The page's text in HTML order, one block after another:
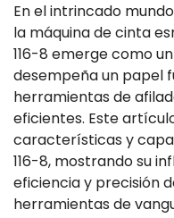
En el intrincado
la máquina de cinta
116-8 emerge como
desempeña un papel
herramientas de
eficientes. Este
características y
116-8, mostrando su
eficiencia y precisión
herramientas de